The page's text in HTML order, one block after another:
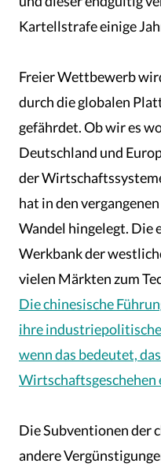
Kartellstrafe einige
Freier Wettbewerb
durch die globalen
gefährdet. Ob wir es
Deutschland und
der
hat in den
Wandel hingelegt. Die
Werkbank der
vielen Märkten zum
Die chinesische
ihre
wenn das bedeutet,
Wirtschaftsgeschehen
Die Subventionen der
andere